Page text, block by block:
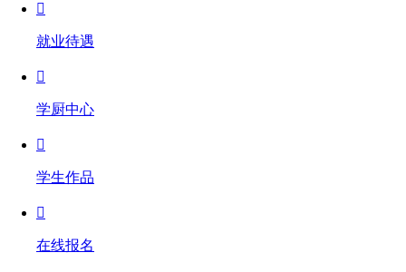

就业待遇

学厨中心

学生作品

在线报名